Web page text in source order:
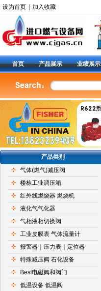
设为首页 加入收藏
首页 产品展示 业绩展示
产品类别
气体(燃气)减压阀
楼栋工业调压箱
红外线燃烧器 燃烧机
液化气气化器
气相液相切换阀
工业皮膜表 气体流量计
报警器｜压力表｜定位器
特殊减压阀 石化设备
Best电磁阀和阀门
低温设备 低温阀